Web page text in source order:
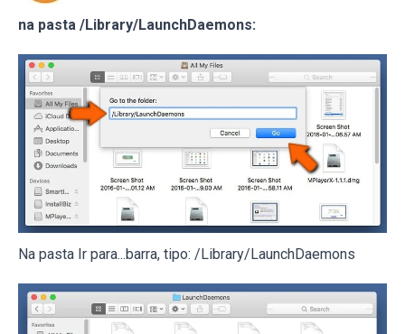
na pasta /Library/LaunchDaemons:
Na pasta Ir para...barra, tipo: /Library/LaunchDaemons